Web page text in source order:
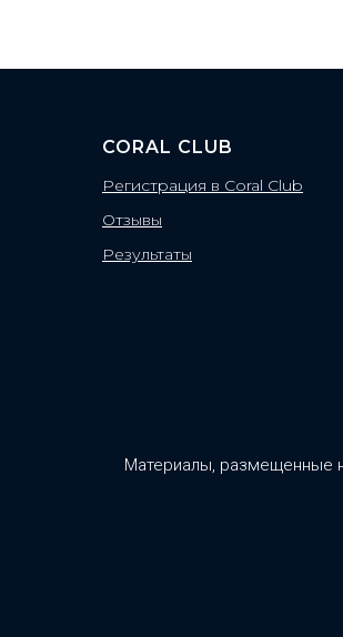
CORAL CLUB
Регистрация в Coral Club
Отзывы
Результаты
Материалы, размещенные